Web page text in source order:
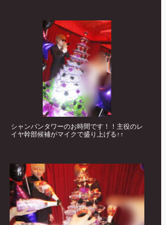
シャンパンタワーのお時間です！！主役のレ
イヤ幹部候補がマイクで盛り上げる↑↑